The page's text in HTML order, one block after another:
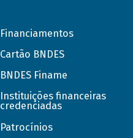
Financiamentos
Cartão BNDES
BNDES Finame
Instituições financeiras
credenciadas
Patrocínios